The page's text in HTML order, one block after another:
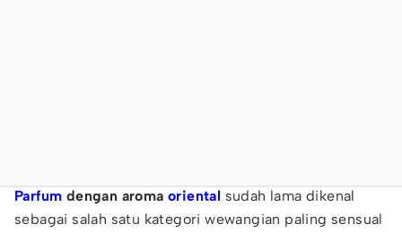
Parfum dengan aromaoriental sudah lama dikenal
sebagai salah satu kategori wewangian paling sensual